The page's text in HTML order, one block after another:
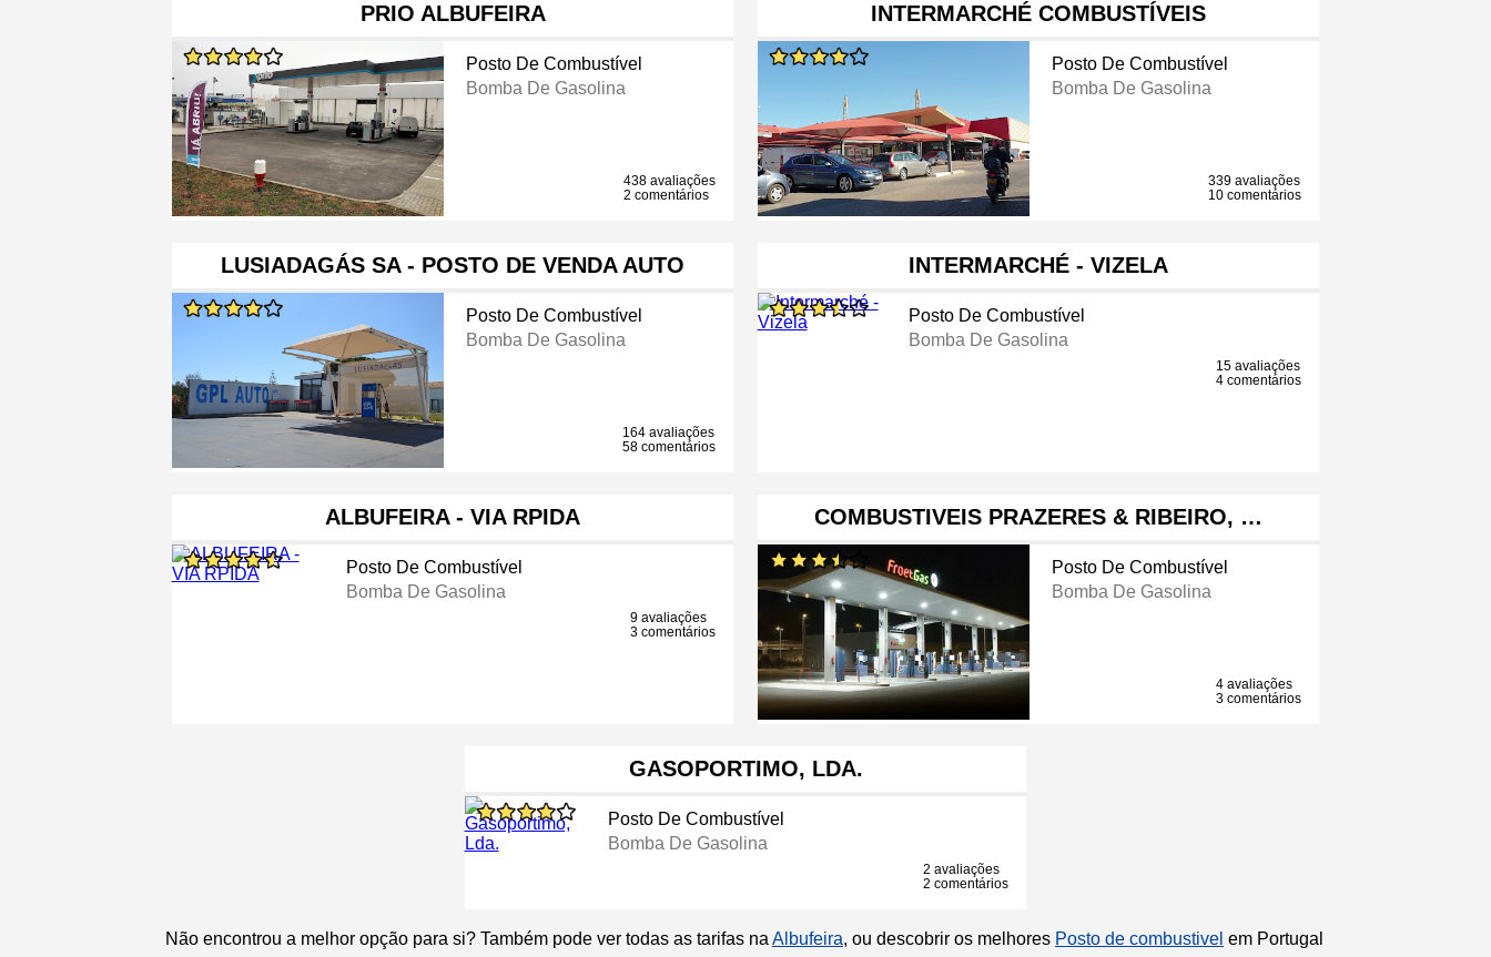
PRIO ALBUFEIRA
Posto De Combustível
Bomba De Gasolina
438 avaliações
2 comentários
INTERMARCHÉ COMBUSTÍVEIS
Posto De Combustível
Bomba De Gasolina
339 avaliações
10 comentários
LUSIADAGÁS SA - POSTO DE VENDA AUTO
Posto De Combustível
Bomba De Gasolina
164 avaliações
58 comentários
INTERMARCHÉ - VIZELA
Posto De Combustível
Bomba De Gasolina
15 avaliações
4 comentários
ALBUFEIRA - VIA RPIDA
Posto De Combustível
Bomba De Gasolina
9 avaliações
3 comentários
COMBUSTIVEIS PRAZERES & RIBEIRO, …
Posto De Combustível
Bomba De Gasolina
4 avaliações
3 comentários
GASOPORTIMO, LDA.
Posto De Combustível
Bomba De Gasolina
2 avaliações
2 comentários
Não encontrou a melhor opção para si? Também pode ver todas as tarifas na Albufeira, ou descobrir os melhores Posto de combustivel em Portugal